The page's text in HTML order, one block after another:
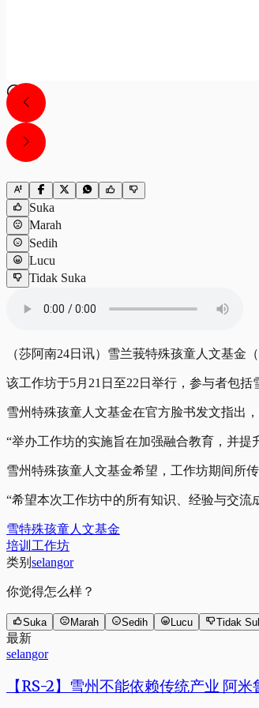
Suka
Marah
Sedih
Lucu
Tidak Suka
（莎阿南24日讯）雪兰莪特殊孩童人文基金
该工作坊于5月21日至22日举行，参与者包括
雪州特殊孩童人文基金在官方脸书发文指出
“举办工作坊的实施旨在加强融合教育，并
雪州特殊孩童人文基金希望，工作坊期间所
“希望本次工作坊中的所有知识、经验与交
雪特殊孩童人文基金
培训工作坊
类别 selangor
你觉得怎么样？
Suka Marah Sedih Lucu Tidak
最新
selangor
【RS-2】雪州不能依赖传统产业 阿